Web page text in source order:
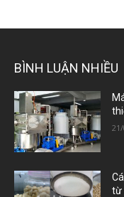
BÌNH LUẬN NHIỀU
từ